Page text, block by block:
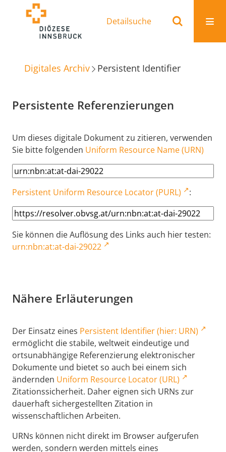
Detailsuche
Digitales Archiv Persistent Identifier
Persistente Referenzierungen
Um dieses digitale Dokument zu zitieren, verwenden
Sie bitte folgenden Uniform Resource Name (URN)
Persistent Uniform Resource Locator (PURL) :
Sie können die Auflösung des Links auch hier testen:
urn:nbn:at:at-dai-29022
Nähere Erläuterungen
Der Einsatz eines Persistent Identifier (hier: URN)
ermöglicht die stabile, weltweit eindeutige und
ortsunabhängige Referenzierung elektronischer
Dokumente und bietet so auch bei einem sich
ändernden Uniform Resource Locator (URL)
Zitationssicherheit. Daher eignen sich URNs zur
dauerhaft sichergestellten Zitation in
wissenschaftlichen Arbeiten.
URNs können nicht direkt im Browser aufgerufen
werden, sondern werden mittels eines